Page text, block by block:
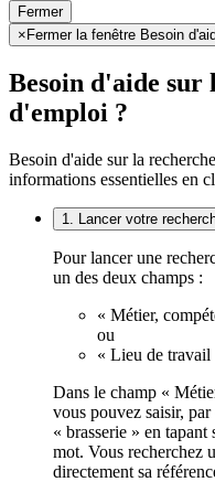
Fermer
× Fermer la fenêtre Besoin
Besoin d'aide sur
d'emploi ?
Besoin d'aide sur la
informations essentielles en
1. Lancer votre
Pour lancer une
un des deux champs :
« Métier,
ou
« Lieu de travail
Dans le champ «
vous pouvez saisir,
« brasserie » en
mot. Vous recherchez
directement sa